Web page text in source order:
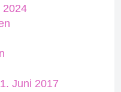
2024
Juni 2017